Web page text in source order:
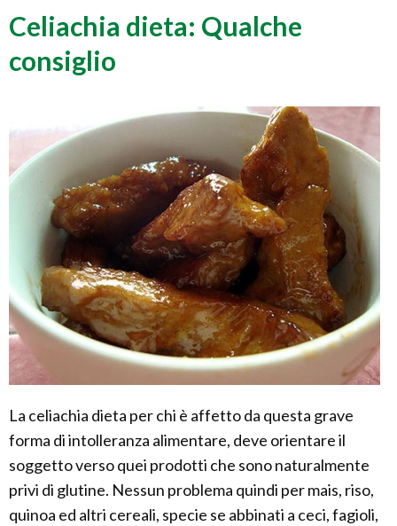
Celiachia dieta: Qualche
consiglio
La celiachia dieta per chi è affetto da questa grave
forma di intolleranza alimentare, deve orientare il
soggetto verso quei prodotti che sono naturalmente
privi di glutine. Nessun problema quindi per mais, riso,
quinoa ed altri cereali, specie se abbinati a ceci, fagioli,